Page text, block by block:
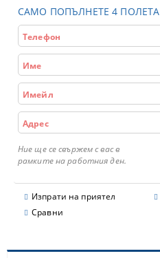
САМО ПОПЪЛНЕТЕ 4 ПОЛЕТА
Ние ще се свържем с вас в
рамките на работния ден.
Изпрати на приятел
Сравни